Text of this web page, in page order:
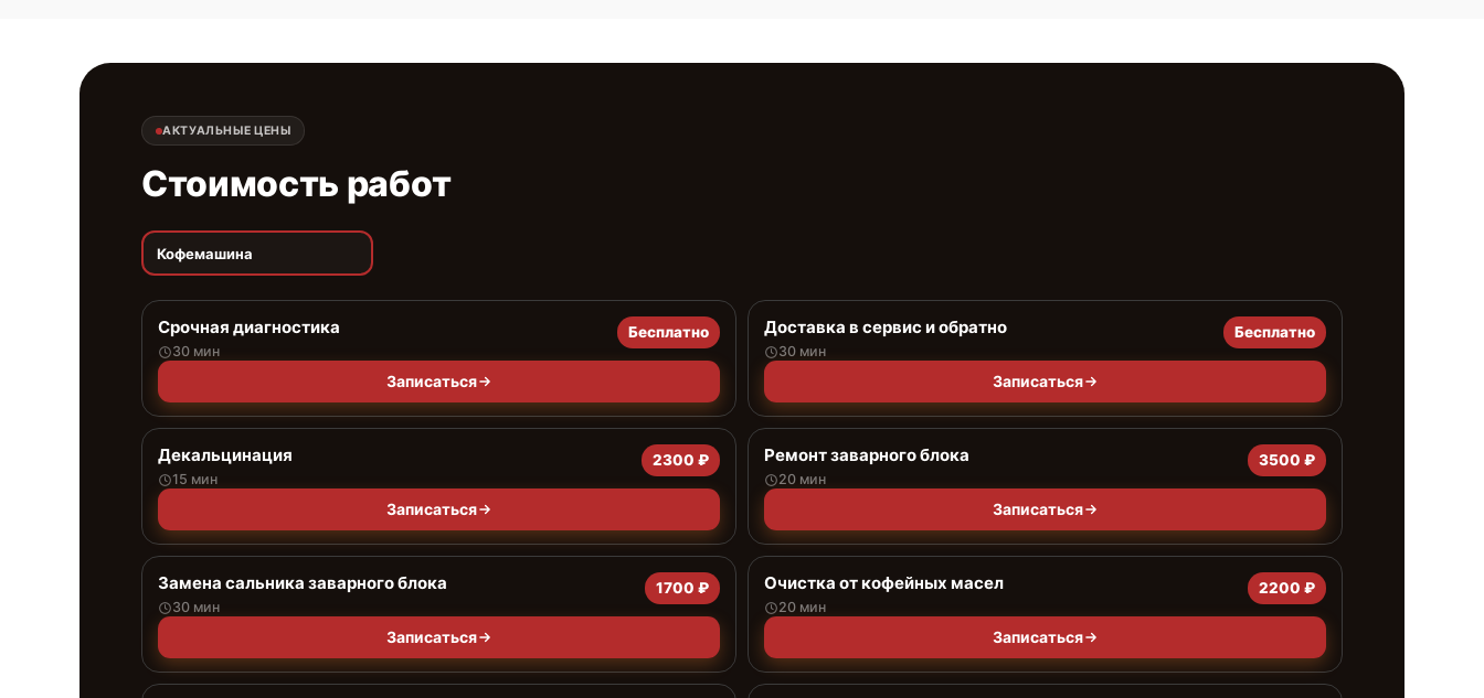
АКТУАЛЬНЫЕ ЦЕНЫ
Стоимость работ
Кофемашина
Срочная диагностика
30 мин
Бесплатно
Записаться
Доставка в сервис и обратно
30 мин
Бесплатно
Записаться
Декальцинация
15 мин
2300 ₽
Записаться
Ремонт заварного блока
20 мин
3500 ₽
Записаться
Замена сальника заварного блока
30 мин
1700 ₽
Записаться
Очистка от кофейных масел
20 мин
2200 ₽
Записаться